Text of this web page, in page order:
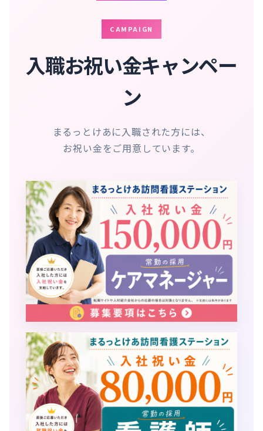
CAMPAIGN
入職お祝い金キャンペー
ン
まるっとけあに入職された方には、
お祝い金をご用意しています。